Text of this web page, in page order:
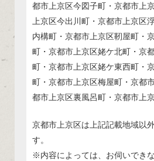
都市上京区今図子町・京都市上
上京区今出川町・京都市上京区
内構町・京都市上京区靭屋町・
町・京都市上京区姥ケ北町・京
町・京都市上京区姥ケ東西町・
町・京都市上京区梅屋町・京都
都市上京区裏風呂町・京都市上
京都市上京区は上記記載地域以外
す。
※内容によっては、お伺いでき